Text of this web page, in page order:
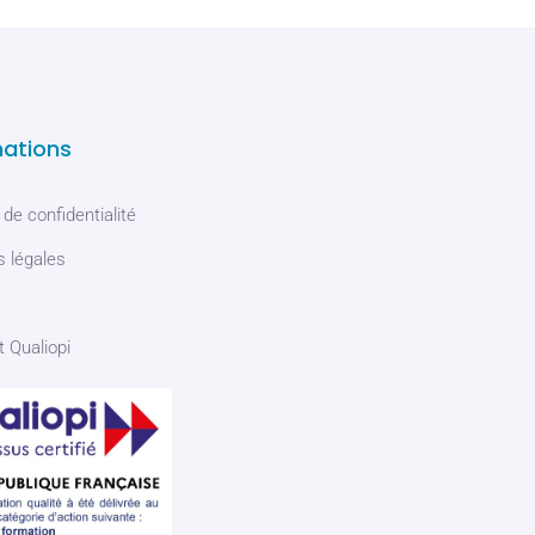
de confidentialité
légales
Qualiopi